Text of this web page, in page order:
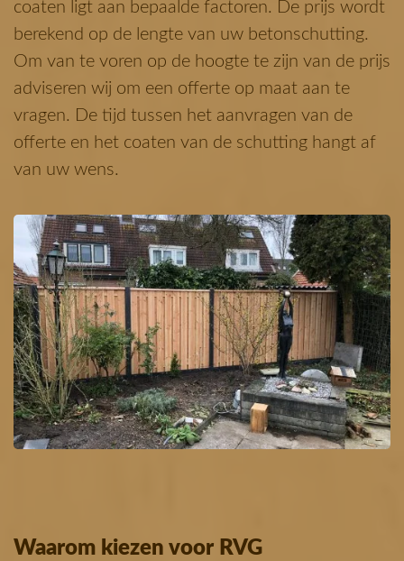
coaten ligt aan bepaalde factoren. De prijs wordt
berekend op de lengte van uw betonschutting.
Om van te voren op de hoogte te zijn van de prijs
adviseren wij om een offerte op maat aan te
vragen. De tijd tussen het aanvragen van de
offerte en het coaten van de schutting hangt af
van uw wens.​
Waarom kiezen voor RVG